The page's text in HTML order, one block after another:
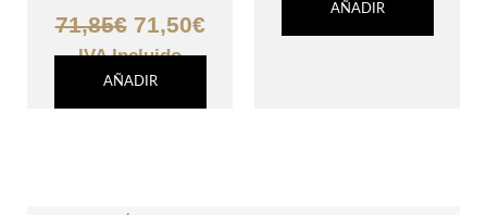
71,85€ 71,50€
IVA Incluido
AÑADIR
AÑADIR